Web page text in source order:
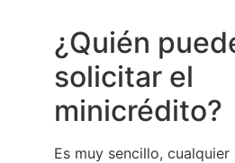
¿Quién
solicitar el
minicrédito?
Es muy sencillo,